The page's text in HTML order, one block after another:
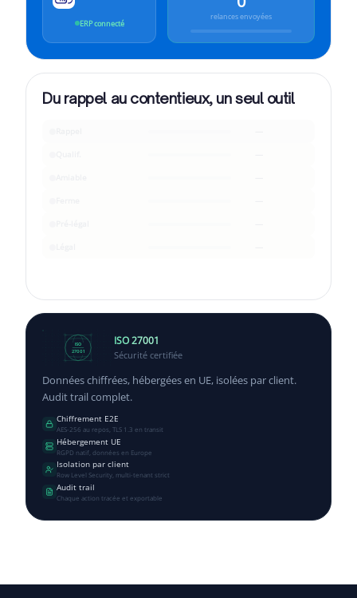
ERP connecté
relances envoyées
Du rappel au contentieux, un seul outil
ISO
27001
ISO 27001
Sécurité certifiée
Données chiffrées, hébergées en UE, isolées par client.
Audit trail complet.
Chiffrement E2E
AES-256 au repos, TLS 1.3 en transit
Hébergement UE
RGPD natif, données en Europe
Isolation par client
Row Level Security, multi-tenant strict
Audit trail
Chaque action tracée et exportable